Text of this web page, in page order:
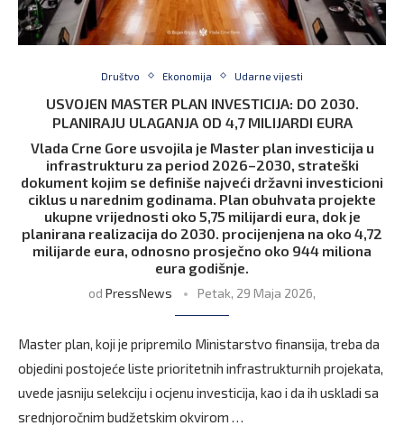
Društvo Ekonomija Udarne vijesti
USVOJEN MASTER PLAN INVESTICIJA: DO 2030.
PLANIRAJU ULAGANJA OD 4,7 MILIJARDI EURA
Vlada Crne Gore usvojila je Master plan investicija u
infrastrukturu za period 2026–2030, strateški
dokument kojim se definiše najveći državni investicioni
ciklus u narednim godinama. Plan obuhvata projekte
ukupne vrijednosti oko 5,75 milijardi eura, dok je
planirana realizacija do 2030. procijenjena na oko 4,72
milijarde eura, odnosno prosječno oko 944 miliona
eura godišnje.
od PressNews Petak, 29 Maja 2026,
Master plan, koji je pripremilo Ministarstvo finansija, treba da
objedini postojeće liste prioritetnih infrastrukturnih projekata,
uvede jasniju selekciju i ocjenu investicija, kao i da ih uskladi sa
srednjoročnim budžetskim okvirom …